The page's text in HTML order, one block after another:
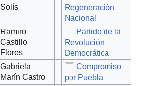
Solís
Regeneración
Nacional
Ramiro
Castillo
Flores
Partido de la
Revolución
Democrática
Gabriela
Marín Castro
Compromiso
por Puebla